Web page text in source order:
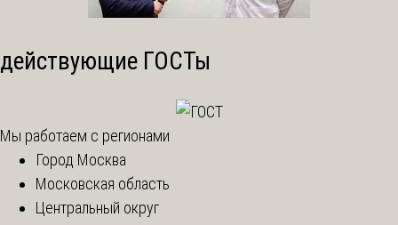
действующие ГОСТы
Мы работаем с регионами
Город Москва
Московская область
Центральный округ